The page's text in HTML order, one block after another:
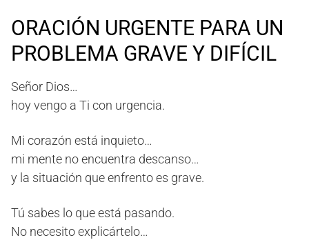
ORACIÓN URGENTE PARA UN
PROBLEMA GRAVE Y DIFÍCIL
Señor Dios…
hoy vengo a Ti con urgencia.
Mi corazón está inquieto…
mi mente no encuentra descanso…
y la situación que enfrento es grave.
Tú sabes lo que está pasando.
No necesito explicártelo…